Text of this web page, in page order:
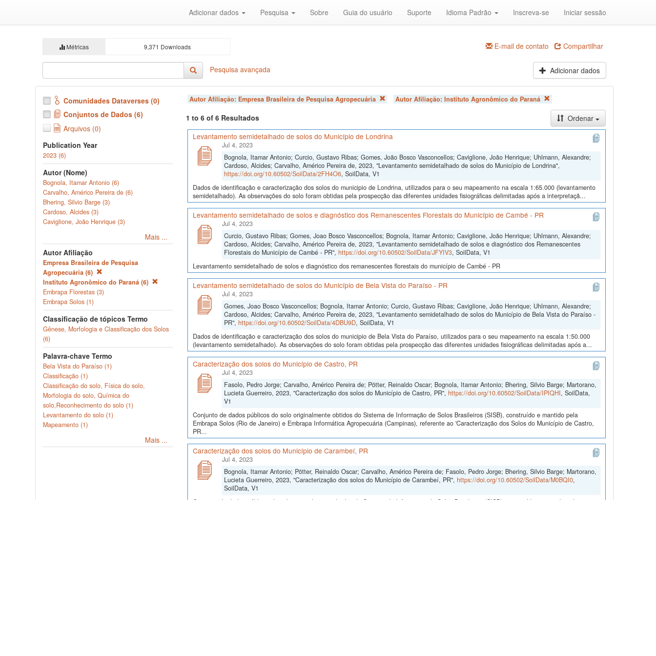
Adicionar dados Pesquisa Sobre Guia do usuário Suporte Idioma Padrão Inscreva-se Iniciar sessão
Métricas 9,371 Downloads E-mail de contato Compartilhar
Pesquisa avançada Adicionar dados
Comunidades Dataverses (0)
Conjuntos de Dados (6)
Arquivos (0)
Publication Year
2023 (6)
Autor (Nome)
Bognola, Itamar Antonio (6)
Carvalho, Américo Pereira de (6)
Bhering, Silvio Barge (3)
Cardoso, Alcides (3)
Caviglione, João Henrique (3)
Mais ...
Autor Afiliação
Empresa Brasileira de Pesquisa
Agropecuária (6)
Instituto Agronômico do Paraná (6)
Embrapa Florestas (3)
Embrapa Solos (1)
Classificação de tópicos Termo
Gênese, Morfologia e Classificação dos Solos
(6)
Palavra-chave Termo
Bela Vista do Paraíso (1)
Classificação (1)
Classificação do solo, Física do solo,
Morfologia do solo, Química do
solo,Reconhecimento do solo (1)
Levantamento do solo (1)
Mapeamento (1)
Mais ...
Autor Afiliação: Empresa Brasileira de Pesquisa Agropecuária Autor Afiliação: Instituto Agronômico do Paraná
1 to 6 of 6 Resultados
Ordenar
Levantamento semidetalhado de solos do Município de Londrina
Jul 4, 2023
Bognola, Itamar Antonio; Curcio, Gustavo Ribas; Gomes, João Bosco Vasconcellos; Caviglione, João Henrique; Uhlmann, Alexandre;
Cardoso, Alcides; Carvalho, Américo Pereira de, 2023, "Levantamento semidetalhado de solos do Município de Londrina",
https://doi.org/10.60502/SoilData/2FH4O6, SoilData, V1
Dados de identificação e caracterização dos solos do municipio de Londrina, utilizados para o seu mapeamento na escala 1:65.000 (levantamento
semidetalhado). As observações do solo foram obtidas pela prospecção das diferentes unidades fisiográficas delimitadas após a interpretaçã...
Levantamento semidetalhado de solos e diagnóstico dos Remanescentes Florestais do Município de Cambé - PR
Jul 4, 2023
Curcio, Gustavo Ribas; Gomes, Joao Bosco Vasconcellos; Bognola, Itamar Antonio; Caviglione, João Henrique; Uhlmann, Alexandre;
Cardoso, Alcides; Carvalho, Américo Pereira de, 2023, "Levantamento semidetalhado de solos e diagnóstico dos Remanescentes
Florestais do Município de Cambé - PR", https://doi.org/10.60502/SoilData/JFYIV3, SoilData, V1
Levantamento semidetalhado de solos e diagnóstico dos remanescentes florestais do município de Cambé - PR
Levantamento semidetalhado de solos do Município de Bela Vista do Paraíso - PR
Jul 4, 2023
Gomes, Joao Bosco Vasconcellos; Bognola, Itamar Antonio; Curcio, Gustavo Ribas; Caviglione, João Henrique; Uhlmann, Alexandre;
Cardoso, Alcides; Carvalho, Américo Pereira de, 2023, "Levantamento semidetalhado de solos do Município de Bela Vista do Paraíso -
PR", https://doi.org/10.60502/SoilData/4DBU9D, SoilData, V1
Dados de identificação e caracterização dos solos do municipio de Bela Vista do Paraíso, utilizados para o seu mapeamento na escala 1:50.000
(levantamento semidetalhado). As observações do solo foram obtidas pela prospecção das diferentes unidades fisiográficas delimitadas após a...
Caracterização dos solos do Município de Castro, PR
Jul 4, 2023
Fasolo, Pedro Jorge; Carvalho, Américo Pereira de; Pötter, Reinaldo Oscar; Bognola, Itamar Antonio; Bhering, Silvio Barge; Martorano,
Lucieta Guerreiro, 2023, "Caracterização dos solos do Município de Castro, PR", https://doi.org/10.60502/SoilData/IPIQHI, SoilData,
V1
Conjunto de dados públicos do solo originalmente obtidos do Sistema de Informação de Solos Brasileiros (SISB), construído e mantido pela
Embrapa Solos (Rio de Janeiro) e Embrapa Informática Agropecuária (Campinas), referente ao 'Caracterização dos Solos do Município de Castro,
PR...
Caracterização dos solos do Município de Carambeí, PR
Jul 4, 2023
Bognola, Itamar Antonio; Pötter, Reinaldo Oscar; Carvalho, Américo Pereira de; Fasolo, Pedro Jorge; Bhering, Silvio Barge; Martorano,
Lucieta Guerreiro, 2023, "Caracterização dos solos do Município de Carambeí, PR", https://doi.org/10.60502/SoilData/M0BQI0,
SoilData, V1
Conjunto de dados públicos do solo originalmente obtidos do Sistema de Informação de Solos Brasileiros (SISB), construído e mantido pela